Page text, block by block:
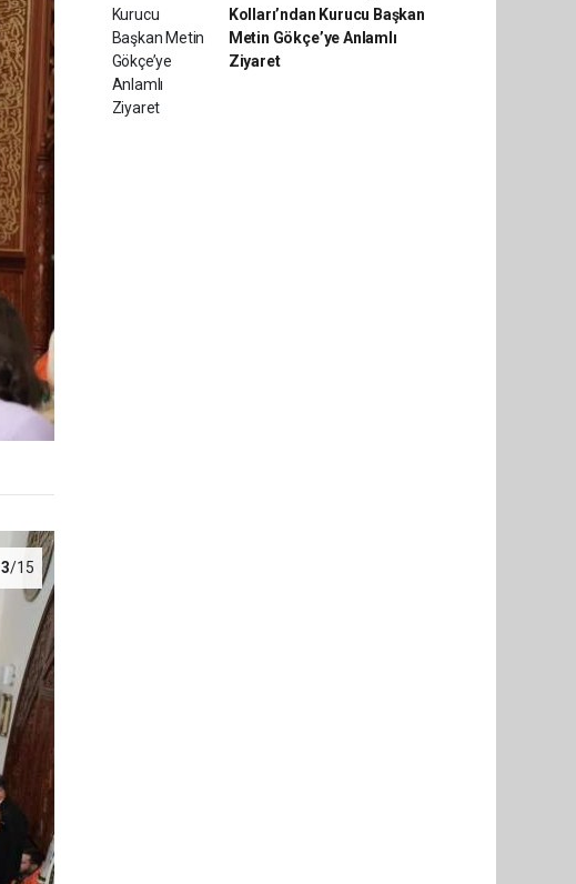
3/15
Kolları’ndan Kurucu Başkan
Metin Gökçe’ye Anlamlı
Ziyaret